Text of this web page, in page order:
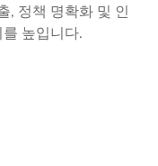
, 정책 명확화 및 인
높입니다.